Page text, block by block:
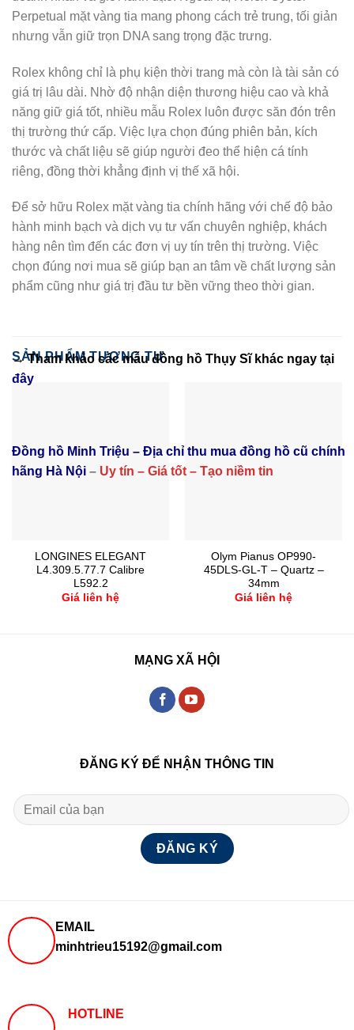
Perpetual mặt vàng tia mang phong cách trẻ trung, tối giản
nhưng vẫn giữ trọn DNA sang trọng đặc trưng.
Rolex không chỉ là phụ kiện thời trang mà còn là tài sản có
giá trị lâu dài. Nhờ độ nhận diện thương hiệu cao và khả
năng giữ giá tốt, nhiều mẫu Rolex luôn được săn đón trên
thị trường thứ cấp. Việc lựa chọn đúng phiên bản, kích
thước và chất liệu sẽ giúp người đeo thể hiện cá tính
riêng, đồng thời khẳng định vị thế xã hội.
Để sở hữu Rolex mặt vàng tia chính hãng với chế độ bảo
hành minh bạch và dịch vụ tư vấn chuyên nghiệp, khách
hàng nên tìm đến các đơn vị uy tín trên thị trường. Việc
chọn đúng nơi mua sẽ giúp bạn an tâm về chất lượng sản
phẩm cũng như giá trị đầu tư bền vững theo thời gian.
→ Tham khảo các mẫuđồng hồ Thụy Sĩkhác ngay tại
đây
Đồng hồ Minh Triệu – Địa chỉ thu mua đồng hồ cũ chính
hãng Hà Nội – Uy tín – Giá tốt – Tạo niềm tin
SẢN PHẨM TƯƠNG TỰ
LONGINES ELEGANT
L4.309.5.77.7 Calibre
L592.2
Giá liên hệ
Olym Pianus OP990-
45DLS-GL-T – Quartz –
34mm
Giá liên hệ
MẠNG XÃ HỘI
ĐĂNG KÝ ĐỂ NHẬN THÔNG TIN
EMAIL
minhtrieu15192@gmail.com
HOTLINE